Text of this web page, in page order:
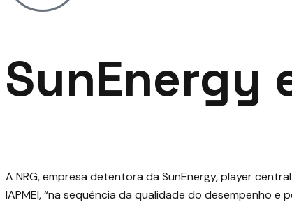
SunEnergy
A NRG, empresa detentora da SunEnergy, player
IAPMEI, “na sequência da qualidade do desempenho e